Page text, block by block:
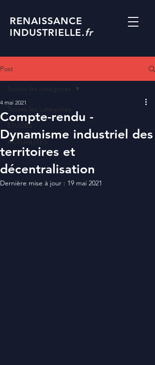
RENAISSANCE
INDUSTRIELLE.fr
Post
Toutes les catégories
ETUDES
ACTUALITES
Toutes les catégories
Compte-rendu -
Dynamisme industriel des
territoires et
décentralisation
4 mai 2021
Dernière mise à jour : 19 mai 2021